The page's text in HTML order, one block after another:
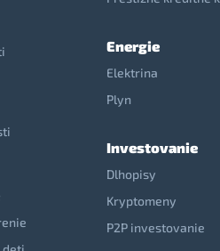
Energie
Elektrina
Plyn
Investovanie
Dlhopisy
Kryptomeny
P2P investovanie